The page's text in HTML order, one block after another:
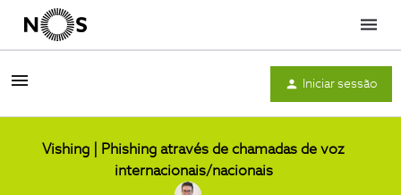
Menu
Iniciar sessão
Vishing | Phishing através de chamadas de voz
internacionais/nacionais